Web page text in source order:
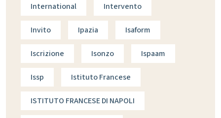
International Intervento
Invito Ipazia Isaform
Iscrizione Isonzo Ispaam
Issp Istituto Francese
ISTITUTO FRANCESE DI NAPOLI